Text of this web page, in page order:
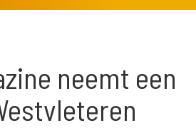
neemt een